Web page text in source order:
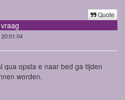
Quote
qua opsta e naar bed ga tijden
worden.